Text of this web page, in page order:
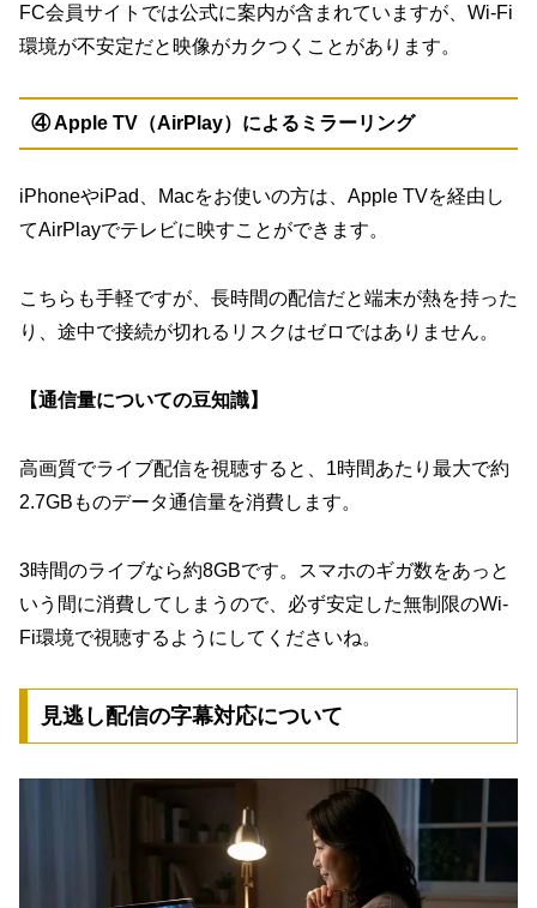
FC会員サイトでは公式に案内が含まれていますが、Wi-Fi
環境が不安定だと映像がカクつくことがあります。
④ Apple TV（AirPlay）によるミラーリング
iPhoneやiPad、Macをお使いの方は、Apple TVを経由し
てAirPlayでテレビに映すことができます。
こちらも手軽ですが、長時間の配信だと端末が熱を持った
り、途中で接続が切れるリスクはゼロではありません。
【通信量についての豆知識】
高画質でライブ配信を視聴すると、1時間あたり最大で約
2.7GBものデータ通信量を消費します。
3時間のライブなら約8GBです。スマホのギガ数をあっと
いう間に消費してしまうので、必ず安定した無制限のWi-
Fi環境で視聴するようにしてくださいね。
見逃し配信の字幕対応について